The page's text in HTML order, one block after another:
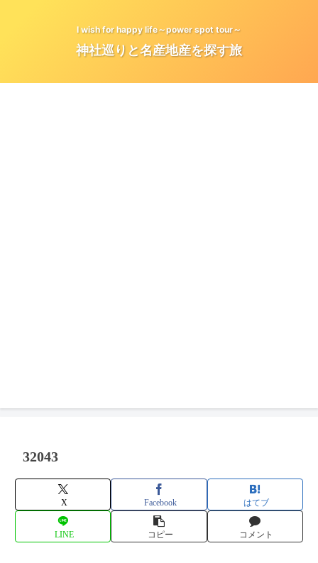
I wish for happy life～power spot tour～
神社巡りと名産地産を探す旅
32043
X Facebook はてブ
LINE コピー コメント